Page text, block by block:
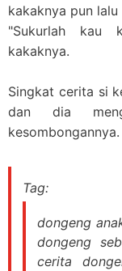
kakaknya pun lalu
"Sukurlah kau
kakaknya.
Singkat cerita si
dan dia
kesombongannya.
Tag:
dongeng
dongeng
cerita